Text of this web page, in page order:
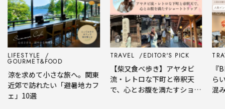
LIFESTYLE
GOURMET&FOOD
涼を求めて小さな旅へ。関東
近郊で訪れたい「避暑地カフ
ェ」10選
TRAVEL EDITOR'S PICK
【柴又食べ歩き】アヤタビ
流・レトロな下町と帝釈天
で、心とお腹を満たすショー
『
ら
混